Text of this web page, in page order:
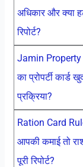
अधिकार और क्या
रिपोर्ट?
Jamin Property
का प्रोपर्टी
प्रक्रिया?
Ration Card
आपकी कमाई तो
पूरी रिपोर्ट?